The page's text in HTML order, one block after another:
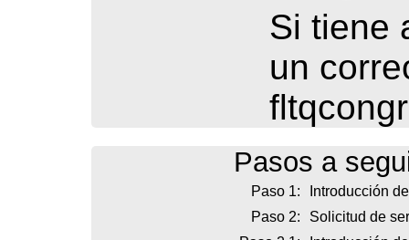
Si tiene
un
Pasos a
Paso 1:
Introducción
Paso 2:
Solicitud de